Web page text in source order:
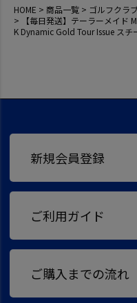
HOME 商品一覧 ゴルフクラ
【毎日発送】テーラーメイド
K Dynamic Gold Tour Issue スチ
新規会員登録
ご利用ガイド
ご購入までの流れ